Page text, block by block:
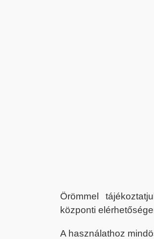
Örömmel
központi
A használathoz